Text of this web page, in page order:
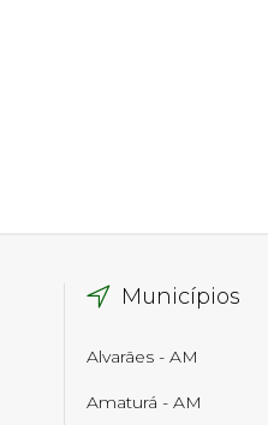
Municípios
Alvarães - AM
Amaturá - AM